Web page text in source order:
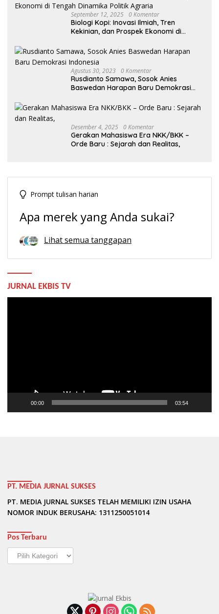
September 12, 2025 0 Komentar
Biologi Kopi: Inovasi Ilmiah, Tren
Kekinian, dan Prospek Ekonomi di
Agustus 30, 2023 0 Komentar
Rusdianto Samawa, Sosok Anies
Baswedan Harapan Baru Demokrasi
Desember 4, 2025 0 Komentar
Gerakan Mahasiswa Era NKK/BKK –
Orde Baru : Sejarah dan Realitas,
Prompt tulisan harian
Apa merek yang Anda sukai?
Lihat semua tanggapan
JURNAL EKBIS TV
00:00 03:54
PT. MEDIA JURNAL SUKSES
PT. MEDIA JURNAL SUKSES TELAH MEMILIKI IZIN USAHA
NOMOR INDUK BERUSAHA: 1311250051014
Pos Terbaru
Pos
Terbaru